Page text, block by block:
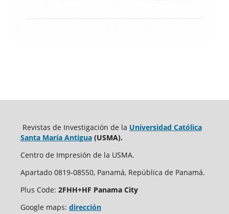
Revistas de Investigación de la Universidad Católica
Santa María Antigua(USMA).
Centro de Impresión de la USMA.
Apartado 0819-08550, Panamá, República de Panamá.
Plus Code: 2FHH+HF Panama City
Google maps: dirección